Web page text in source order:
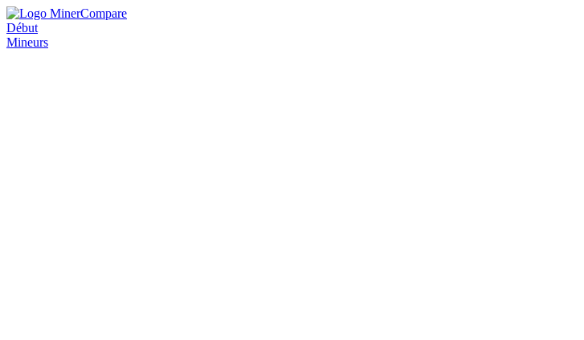
Début
Mineurs